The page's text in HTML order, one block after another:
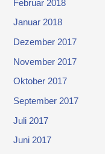
Februar 2018
Januar 2018
Dezember 2017
November 2017
Oktober 2017
September 2017
Juli 2017
Juni 2017